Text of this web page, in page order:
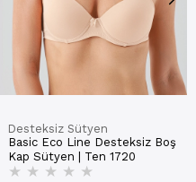
Desteksiz Sütyen
Basic Eco Line Desteksiz Boş
Kap Sütyen | Ten 1720
★ ★ ★ ★ ★